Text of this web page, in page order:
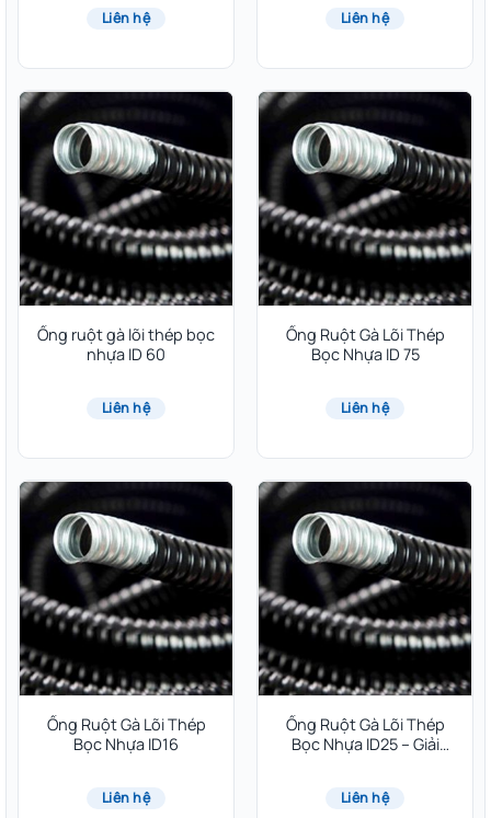
Liên hệ Liên hệ
Ống ruột gà lõi thép bọc
nhựa ID 60
Liên hệ
Ống Ruột Gà Lõi Thép
Bọc Nhựa ID 75
Liên hệ
Ống Ruột Gà Lõi Thép
Bọc Nhựa ID16
Liên hệ
Ống Ruột Gà Lõi Thép
Bọc Nhựa ID25 – Giải
Liên hệ